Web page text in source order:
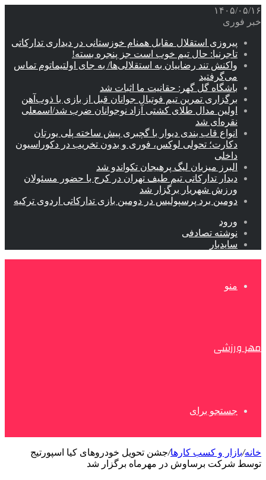
۱۴۰۵/۰۵/۱۶
خبر فوری
پیروزی استقلال مقابل همنام خوزستانی در دیداری تدارکاتی
تاجرنیا: حال تیم خوب است جز پنجره بسته!
واکنش تند رضاییان به استقلالی‌ها/ به جای اولتیماتوم تماس
می‌گرفتید
باشگاه گل گهر: حقانیت ما اثبات شد
برگزاری تمرین تیم فوتبال جوانان قبل از بازی با ذوب‌آهن
اولین مدال طلای کشتی آزاد نوجوانان ضرب شد/اسمعلی
نقره‌ای شد
انواع قاب بندی دیوار با گچبری پیش ساخته پلی یورتان
دکارت؛ تحولی لوکس، فوری و بدون تخریب در دکوراسیون
داخلی
البرز میزبان لیگ پرهیجان تکواندو شد
دیدار تدارکاتی تیم طیف تهران در کرج با حضور مسئولان
ورزش شهریار برگزار شد
دومین برد پرسپولیس در دومین بازی تدارکاتی اردوی ترکیه
ورود
نوشته تصادفی
سایدبار
منو
مهر ورزشی
جستجو برای
خانه/بازار و کسب کارها/جشن تحویل خودروهای کیا اسپورتیج
توسط شرکت برساوش در مهرماه برگزار شد